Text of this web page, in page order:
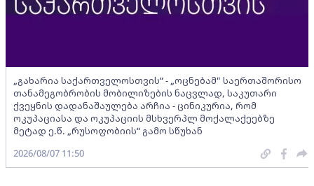
„გახარია საქართველოსთვის“ - „ოცნებამ" საერთაშორისო
თანამეგობრობის მობილიზების ნაცვლად, საკუთარი
ქვეყნის დადანაშაულება არჩია - ცინიკურია, რომ
ოკუპაციასა და ოკუპაციის მსხვერპლ მოქალაქეებზე
მეტად ე.წ. „რუსოფობიის“ გამო სწუხან
2026/08/07 11:50